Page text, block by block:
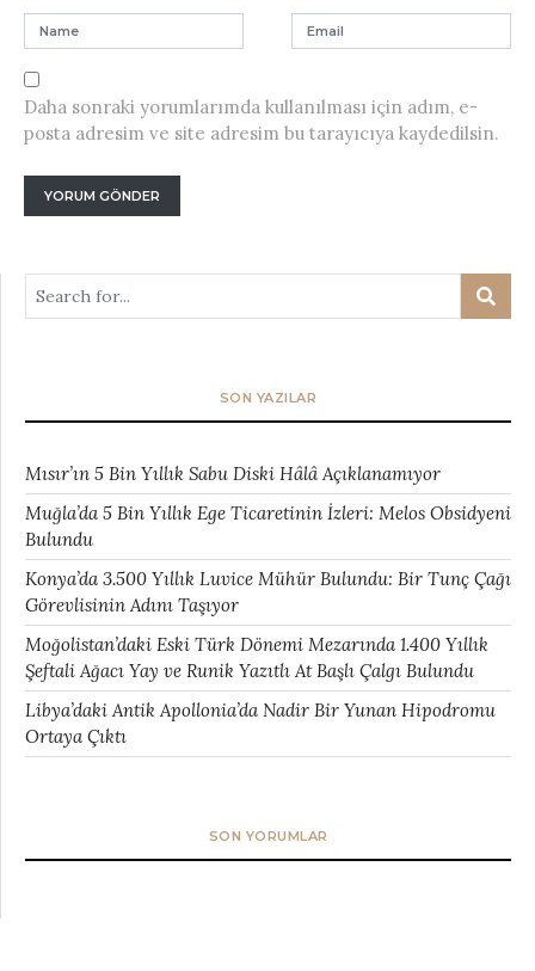
Daha sonraki yorumlarımda kullanılması için adım, e-
posta adresim ve site adresim bu tarayıcıya kaydedilsin.
SON YAZILAR
Mısır’ın 5 Bin Yıllık Sabu Diski Hâlâ Açıklanamıyor
Muğla’da 5 Bin Yıllık Ege Ticaretinin İzleri: Melos Obsidyeni
Bulundu
Konya’da 3.500 Yıllık Luvice Mühür Bulundu: Bir Tunç Çağı
Görevlisinin Adını Taşıyor
Moğolistan’daki Eski Türk Dönemi Mezarında 1.400 Yıllık
Şeftali Ağacı Yay ve Runik Yazıtlı At Başlı Çalgı Bulundu
Libya’daki Antik Apollonia’da Nadir Bir Yunan Hipodromu
Ortaya Çıktı
SON YORUMLAR